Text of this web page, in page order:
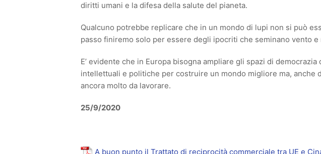
diritti umani e la difesa della salute del pianeta.
Qualcuno potrebbe replicare che in un mondo di lupi non si può
passo finiremo solo per essere degli ipocriti che seminano vento e
E’ evidente che in Europa bisogna ampliare gli spazi di
intellettuali e politiche per costruire un mondo migliore ma, anche
ancora molto da lavorare.
25/9/2020
A buon punto il Trattato di reciprocità commerciale tra UE e